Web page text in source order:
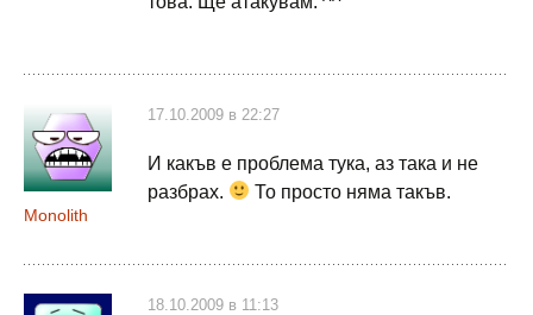
Monolith
17.10.2009 в 22:27
И какъв е проблема тука, аз така и не
разбрах.
То просто няма такъв.
18.10.2009 в 11:13